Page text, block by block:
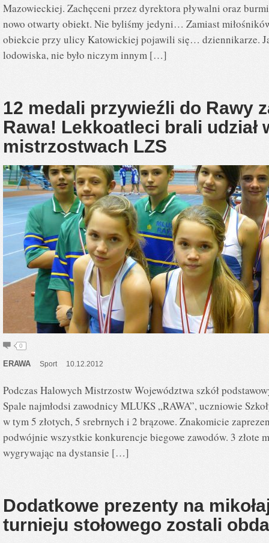
Mazowieckiej. Zachęceni przez dyrektora pływalni oraz
nowo otwarty obiekt. Nie byliśmy jedyni… Zamiast
obiekcie przy ulicy Katowickiej pojawili się… dziennikarze.
lodowiska, nie było niczym innym […]
12 medali przywieźli do Rawy
Rawa! Lekkoatleci brali udział
mistrzostwach LZS
0
ERAWA Sport 10.12.2012
Podczas Halowych Mistrzostw Województwa szkół
Spale najmłodsi zawodnicy MLUKS „RAWA”, uczniowie
w tym 5 złotych, 5 srebrnych i 2 brązowe. Znakomicie
podwójnie wszystkie konkurencje biegowe zawodów. 3 złote
wygrywając na dystansie […]
Dodatkowe prezenty na
turnieju stołowego zostali